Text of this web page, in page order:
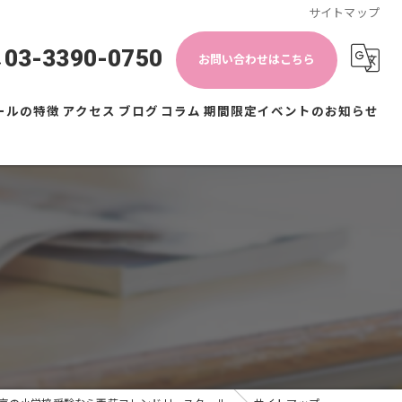
サイトマップ
03-3390-0750 お問い合わせはこちら
ルの特徴 アクセス ブログ コラム 期間限定イベントのお知らせ